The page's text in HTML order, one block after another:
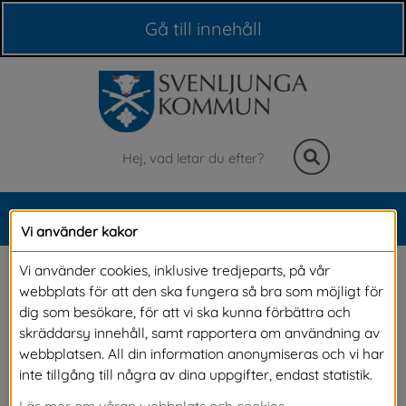
Gå till innehåll
Sök
Meny
Starta företag
Har du en idé som du vill utveckla? Vill du
starta eget företag? Ofta kan det finnas tusen
frågor i startfasen. Vi hjälper dig gärna med
Vi använder kakor
Vi använder cookies, inklusive tredjeparts, på vår
webbplats för att den ska fungera så bra som möjligt för
dig som besökare, för att vi ska kunna förbättra och
skräddarsy innehåll, samt rapportera om användning av
webbplatsen. All din information anonymiseras och vi har
inte tillgång till några av dina uppgifter, endast statistik.